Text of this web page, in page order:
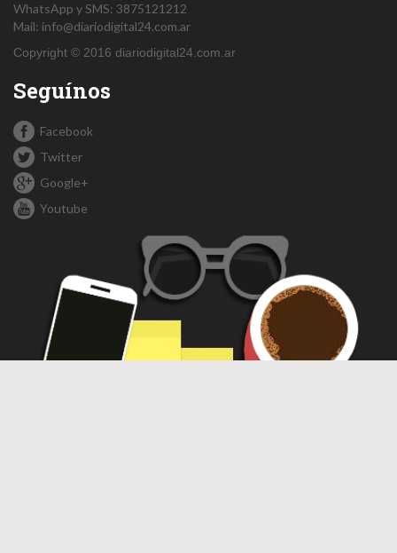
WhatsApp y SMS: 3875121212
Mail: info@diariodigital24.com.ar
Copyright © 2016 diariodigital24.com.ar
Seguínos
Facebook
Twitter
Google+
Youtube